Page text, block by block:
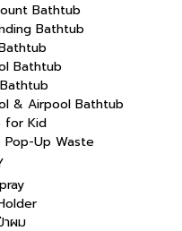
Bathtub
Bathtub
Bathtub
& Airpool Bathtub
for Kid
Up Waste
าผม